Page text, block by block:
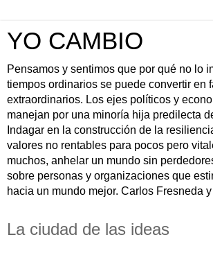
YO CAMBIO
Pensamos y sentimos que por qué no lo
tiempos ordinarios se puede convertir en
extraordinarios. Los ejes políticos y
manejan por una minoría hija predilecta
Indagar en la construcción de la
valores no rentables para pocos pero
muchos, anhelar un mundo sin
sobre personas y organizaciones que
hacia un mundo mejor. Carlos Fresneda
La ciudad de las ideas